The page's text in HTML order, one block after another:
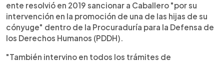
ente resolvió en 2019 sancionar a Caballero "por su
intervención en la promoción de una de las hijas de su
cónyuge" dentro de la Procuraduría para la Defensa de
los Derechos Humanos (PDDH).
"También intervino en todos los trámites de